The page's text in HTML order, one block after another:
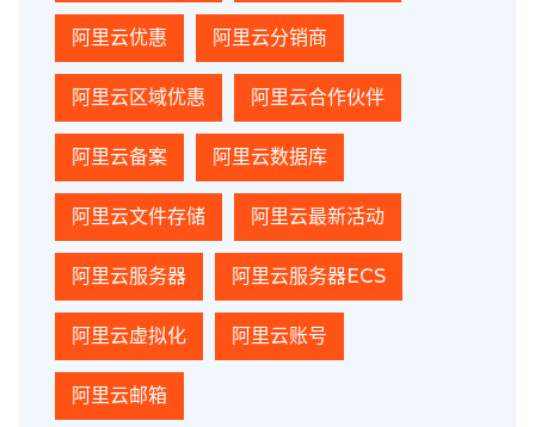
阿里云优惠 阿里云分销商
阿里云区域优惠 阿里云合作伙伴
阿里云备案 阿里云数据库
阿里云文件存储 阿里云最新活动
阿里云服务器 阿里云服务器ECS
阿里云虚拟化 阿里云账号
阿里云邮箱